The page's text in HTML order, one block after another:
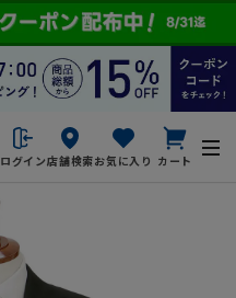
ログイン店舗検索お気に入り カート